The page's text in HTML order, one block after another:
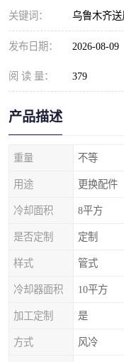
关键词： 乌鲁木齐
发布日期： 2026-08-09
阅 读 量： 379
产品描述
重量 不等
用途 更换配件
冷却面积 8平方
是否定制 定制
样式 管式
冷却器面积 10平方
加工定制 是
方式 风冷